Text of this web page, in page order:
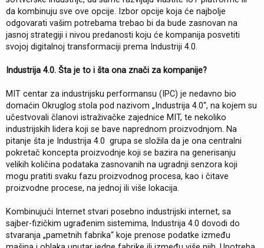
da kombinuju sve ove opcije. Izbor opcije koja će najbolje
odgovarati vašim potrebama trebao bi da bude zasnovan na
jasnoj strategiji i nivou predanosti koju će kompanija posvetiti
svojoj digitalnoj transformaciji prema Industriji 4.0.
Industrija 4.0. Šta je to i šta ona znači za kompanije?
MIT centar za industrijsku performansu (IPC) je nedavno bio
domaćin Okruglog stola pod nazivom „Industrija 4.0“, na kojem su
učestvovali članovi istraživačke zajednice MIT, te nekoliko
industrijskih lidera koji se bave naprednom proizvodnjom. Na
pitanje šta je Industrija 4.0 grupa se složila da je ona centralni
pokretač koncepta proizvodnje koji se bazira na generisanju
velikih količina podataka zasnovanih na ugradnji senzora koji
mogu pratiti svaku fazu proizvodnog procesa, kao i čitave
proizvodne procese, na jednoj ili više lokacija.
Kombinujući Internet stvari posebno industrijski internet, sa
sajber-fizičkim ugrađenim sistemima, Industrija 4.0 dovodi do
stvaranja „pametnih fabrika“ koje prenose podatke između